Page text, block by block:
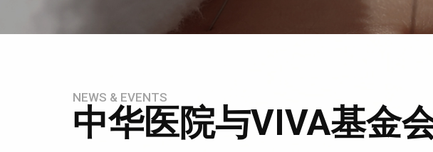
NEWS & EVENTS
中华医院与VIVA基金